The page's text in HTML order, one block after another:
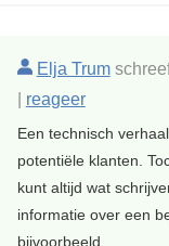
Elja Trum
reageer
Een technisch
potentiële klanten.
kunt altijd wat
informatie over een
bijvoorbeeld.